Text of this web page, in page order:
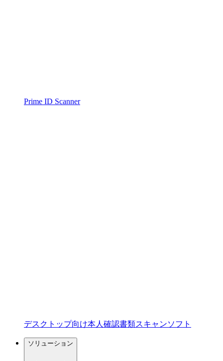
Prime ID Scanner
デスクトップ向け本人確認書類スキャンソフト
ソリューション